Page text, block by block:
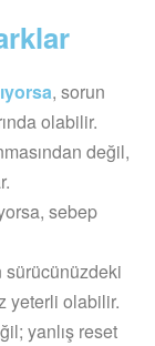
, sorun
olabilir.
değil,
sebep
yeterli olabilir.
yanlış reset